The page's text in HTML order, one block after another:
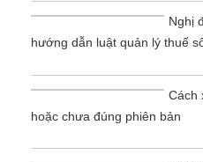
Nghị
hướng dẫn luật quản lý thuế
Cách
hoặc chưa đúng phiên bản